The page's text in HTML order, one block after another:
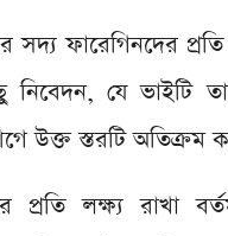
ফারেগিনদের
যে ভাইটি
উক্ত স্তরটি অতিক্রম
প্রতি লক্ষ্য রাখা